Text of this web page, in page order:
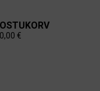
OSTUKORV
0,00 €